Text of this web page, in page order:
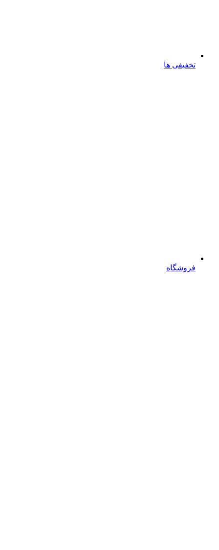
تخفیفی ها
فروشگاه